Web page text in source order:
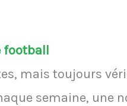
football
mais toujours
semaine, une